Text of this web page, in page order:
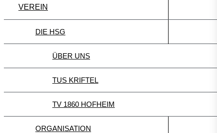
VEREIN
DIE HSG
ÜBER UNS
TUS KRIFTEL
TV 1860 HOFHEIM
ORGANISATION